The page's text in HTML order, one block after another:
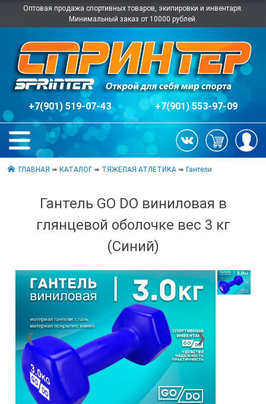
Оптовая продажа спортивных товаров, экипировки и инвентаря.
Минимальный заказ от 10000 рублей.
+7(901) 519-07-43 +7(901) 553-97-09
ГЛАВНАЯ ➠КАТАЛОГ ➠ ТЯЖЕЛАЯ АТЛЕТИКА ➠Гантели
Гантель GO DO виниловая в
глянцевой оболочке вес 3 кг
(Синий)
❮ ❯